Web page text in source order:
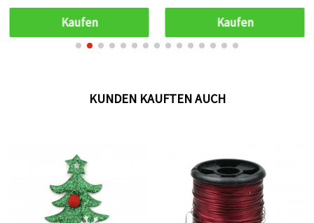
Kaufen
romantische
Dekorationen
Kaufen
KUNDEN KAUFTEN AUCH